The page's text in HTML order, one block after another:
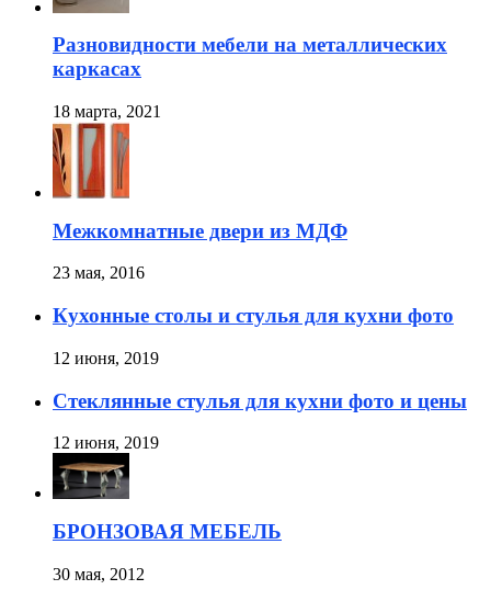
Разновидности мебели на металлических
каркасах
18 марта, 2021
Межкомнатные двери из МДФ
23 мая, 2016
Кухонные столы и стулья для кухни фото
12 июня, 2019
Стеклянные стулья для кухни фото и цены
12 июня, 2019
БРОНЗОВАЯ МЕБЕЛЬ
30 мая, 2012